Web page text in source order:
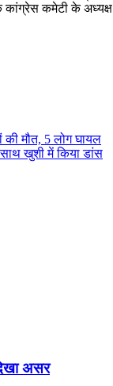
कमेटी के
की मौत, 5 लोग घायल
साथ खुशी में किया डांस
असर